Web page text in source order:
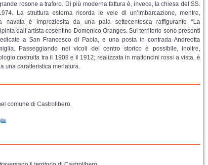
rosone a traforo. Di più moderna fattura è, invece, la chiesa del SS.
La struttura esterna ricorda le vele di un’imbarcazione, mentre,
navata è impreziosita da una pala settecentesca raffigurante “La
dall’artista cosentino Domenico Oranges. Sul territorio sono presenti
a San Francesco di Paola, e una posta in contrada Andreotta
Passeggiando nei vicoli del centro storico è possibile, inoltre,
costruita tra il 1908 e il 1912; realizzata in mattoncini rossi a vista, è
una caratteristica merlatura.
comune di Castrolibero.